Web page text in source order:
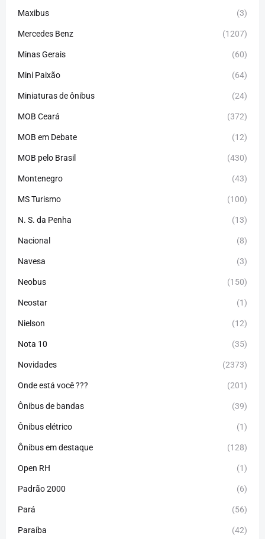
Maxibus (3)
Mercedes Benz (1207)
Minas Gerais (60)
Mini Paixão (64)
Miniaturas de ônibus (24)
MOB Ceará (372)
MOB em Debate (12)
MOB pelo Brasil (430)
Montenegro (43)
MS Turismo (100)
N. S. da Penha (13)
Nacional (8)
Navesa (3)
Neobus (150)
Neostar (1)
Nielson (12)
Nota 10 (35)
Novidades (2373)
Onde está você ??? (201)
Ônibus de bandas (39)
Ônibus elétrico (1)
Ônibus em destaque (128)
Open RH (1)
Padrão 2000 (6)
Pará (56)
Paraíba (42)